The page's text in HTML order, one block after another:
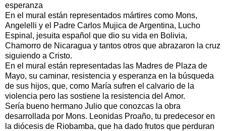
esperanza
En el mural están representados mártires como Mons,
Angelelli y el Padre Carlos Mujica de Argentina, Lucho
Espinal, jesuita español que dio su vida en Bolivia,
Chamorro de Nicaragua y tantos otros que abrazaron la cruz
siguiendo a Cristo.
En el mural están representadas las Madres de Plaza de
Mayo, su caminar, resistencia y esperanza en la búsqueda
de sus hijos, que, como María sufren el calvario de la
violencia pero las sostiene la resistencia del Amor.
Sería bueno hermano Julio que conozcas la obra
desarrollada por Mons. Leonidas Proaño, tu predecesor en
la diócesis de Riobamba, que ha dado frutos que perduran